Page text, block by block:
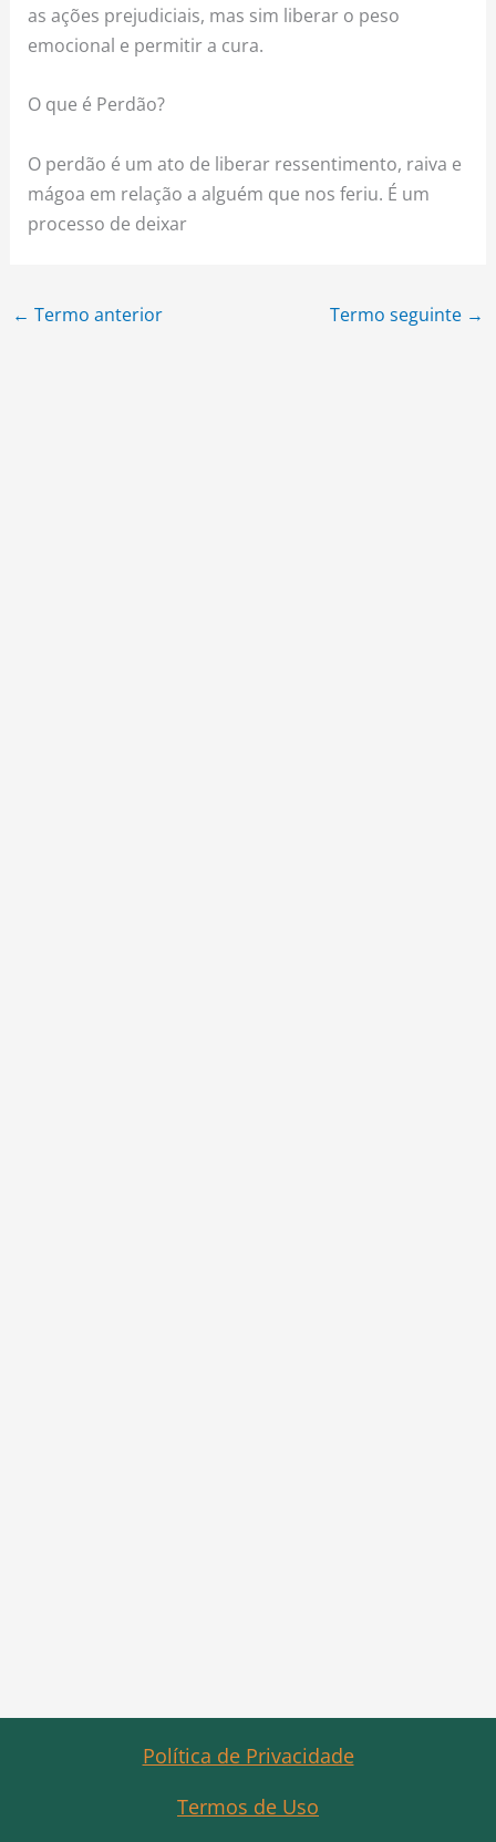
as ações prejudiciais, mas sim liberar o peso
emocional e permitir a cura.
O que é Perdão?
O perdão é um ato de liberar ressentimento, raiva e
mágoa em relação a alguém que nos feriu. É um
processo de deixar
← Termo anterior Termo seguinte →
Política de Privacidade
Termos de Uso